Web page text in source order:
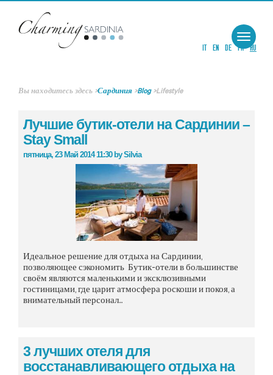
IT EN DE FR RU
Toggle
Вы находитесь здесь >Сардиния >Blog>Lifestyle
Лучшие бутик-отели на Сардинии –
Stay Small
пятница, 23 Май 2014 11:30 bySilvia
Идеальное решение для отдыха на Сардинии,
позволяющее сэкономить Бутик-отели в большинстве
своём являются маленькими и эксклюзивными
гостиницами, где царит атмосфера роскоши и покоя, а
внимательный персонал...
3 лучших отеля для
восстанавливающего отдыха на